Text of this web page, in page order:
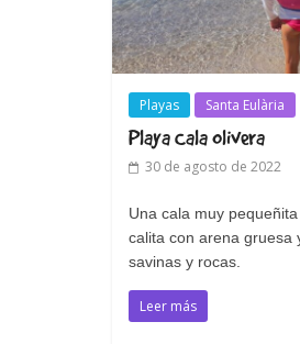
Playas Santa Eulària
Playa Cala Olivera
30 de agosto de 2022
Una cala muy
calita con arena gruesa
savinas y rocas.
Leer más